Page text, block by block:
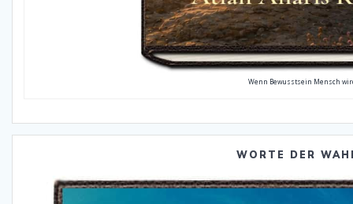
Wenn Bewusstsein Mensch
WORTE DER